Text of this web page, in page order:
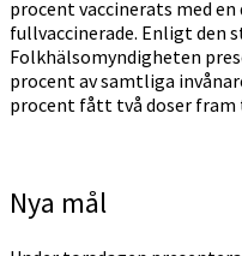
procent vaccinerats med en
fullvaccinerade. Enligt den
Folkhälsomyndigheten
procent av samtliga
procent fått två doser fram
Nya mål